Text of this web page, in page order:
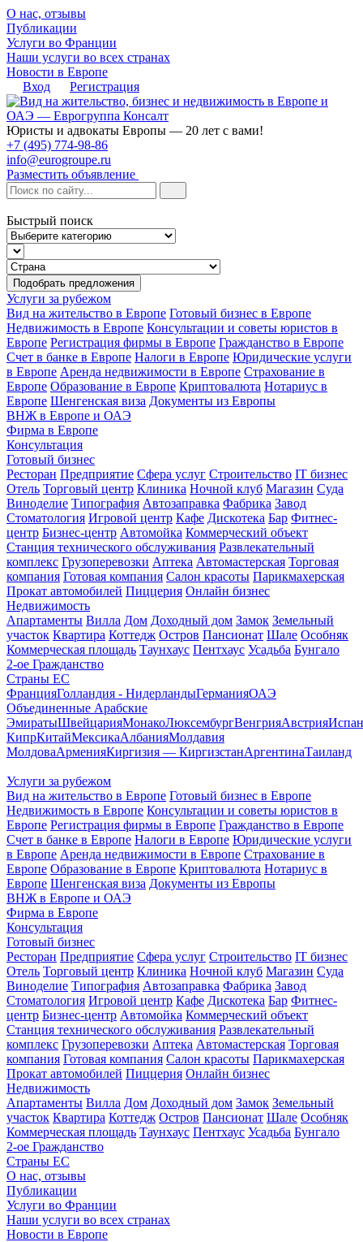
О нас, отзывы
Публикации
Услуги во Франции
Наши услуги во всех странах
Новости в Европе
Вход
Регистрация
Юристы и адвокаты Европы — 20 лет с вами!
+7 (495) 774-98-86
info@eurogroupe.ru
Разместить объявление
Быстрый поиск
Подобрать предложения
Услуги за рубежом
Вид на жительство в Европе Готовый бизнес в Европе
Недвижимость в Европе Консультации и советы юристов в
Европе Регистрация фирмы в Европе Гражданство в Европе
Счет в банке в Европе Налоги в Европе Юридические услуги
в Европе Аренда недвижимости в Европе Страхование в
Европе Образование в Европе Криптовалюта Нотариус в
Европе Шенгенская виза Документы из Европы
ВНЖ в Европе и ОАЭ
Фирма в Европе
Консультация
Готовый бизнес
Ресторан Предприятие Сфера услуг Строительство IT бизнес
Отель Торговый центр Клиника Ночной клуб Магазин Суда
Виноделие Типография Автозаправка Фабрика Завод
Стоматология Игровой центр Кафе Дискотека Бар Фитнес-
центр Бизнес-центр Автомойка Коммерческий объект
Станция технического обслуживания Развлекательный
комплекс Грузоперевозки Аптека Автомастерская Торговая
компания Готовая компания Салон красоты Парикмахерская
Прокат автомобилей Пиццерия Онлайн бизнес
Недвижимость
Апартаменты Вилла Дом Доходный дом Замок Земельный
участок Квартира Коттедж Остров Пансионат Шале Особняк
Коммерческая площадь Таунхаус Пентхаус Усадьба Бунгало
2-ое Гражданство
Страны ЕС
ФранцияГолландия - НидерландыГерманияОАЭ
Объединенные Арабские
ЭмиратыШвейцарияМонакоЛюксембургВенгрияАвстрия
КипрКитайМексикаАлбанияМолдавия
МолдоваАрменияКиргизия — КиргизстанАргентинаТаиланд
Услуги за рубежом
Вид на жительство в Европе Готовый бизнес в Европе
Недвижимость в Европе Консультации и советы юристов в
Европе Регистрация фирмы в Европе Гражданство в Европе
Счет в банке в Европе Налоги в Европе Юридические услуги
в Европе Аренда недвижимости в Европе Страхование в
Европе Образование в Европе Криптовалюта Нотариус в
Европе Шенгенская виза Документы из Европы
ВНЖ в Европе и ОАЭ
Фирма в Европе
Консультация
Готовый бизнес
Ресторан Предприятие Сфера услуг Строительство IT бизнес
Отель Торговый центр Клиника Ночной клуб Магазин Суда
Виноделие Типография Автозаправка Фабрика Завод
Стоматология Игровой центр Кафе Дискотека Бар Фитнес-
центр Бизнес-центр Автомойка Коммерческий объект
Станция технического обслуживания Развлекательный
комплекс Грузоперевозки Аптека Автомастерская Торговая
компания Готовая компания Салон красоты Парикмахерская
Прокат автомобилей Пиццерия Онлайн бизнес
Недвижимость
Апартаменты Вилла Дом Доходный дом Замок Земельный
участок Квартира Коттедж Остров Пансионат Шале Особняк
Коммерческая площадь Таунхаус Пентхаус Усадьба Бунгало
2-ое Гражданство
Страны ЕС
О нас, отзывы
Публикации
Услуги во Франции
Наши услуги во всех странах
Новости в Европе